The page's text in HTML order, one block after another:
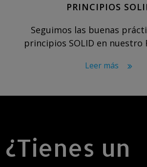
PRINCIPIOS
Seguimos las buenas
principios SOLID en nuestro
Leer más
¿Tienes un